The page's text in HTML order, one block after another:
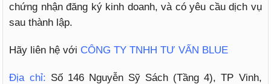
chứng nhận đăng ký kinh doanh, và có yêu cầu dịch vụ
sau thành lập.
Hãy liên hệ với CÔNG TY TNHH TƯ VẤN BLUE
Địa chỉ: Số 146 Nguyễn Sỹ Sách (Tầng 4), TP Vinh,